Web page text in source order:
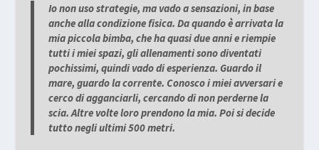
Io non uso strategie, ma vado a sensazioni, in base
anche alla condizione fisica. Da quando è arrivata la
mia piccola bimba, che ha quasi due anni e riempie
tutti i miei spazi, gli allenamenti sono diventati
pochissimi, quindi vado di esperienza. Guardo il
mare, guardo la corrente. Conosco i miei avversari e
cerco di agganciarli, cercando di non perderne la
scia. Altre volte loro prendono la mia. Poi si decide
tutto negli ultimi 500 metri.